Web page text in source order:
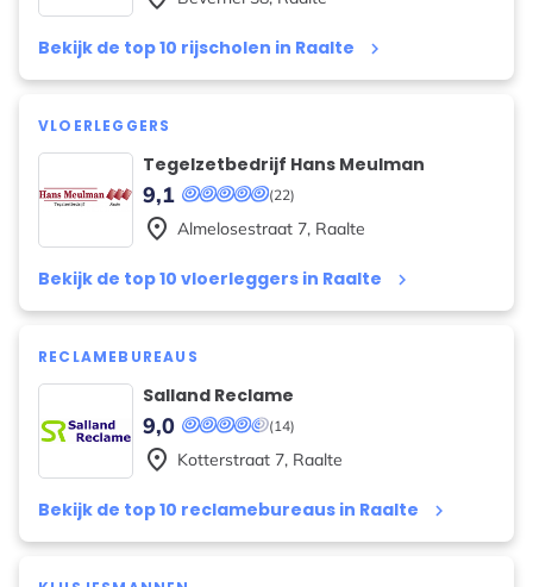
Bekijk de top 10 rijscholen in Raalte keyboard_arrow_right
VLOERLEGGERS
Tegelzetbedrijf Hans Meulman
(22)
9,1
Bekijk de top 10 vloerleggers in Raalte keyboard_arrow_right
place Almelosestraat 7, Raalte
RECLAMEBUREAUS
Salland Reclame
(14)
9,0
Bekijk de top 10 reclamebureaus in Raalte keyboard_arrow_right
place Kotterstraat 7, Raalte